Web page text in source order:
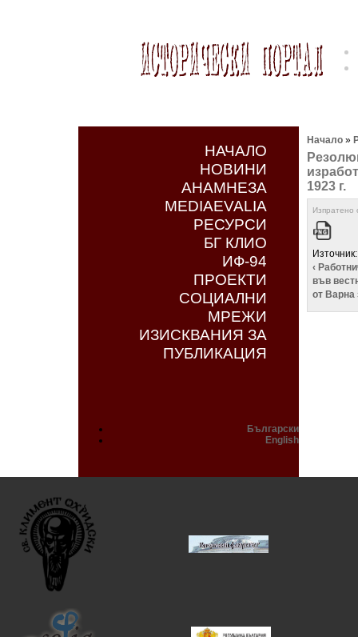
НАЧАЛО
НОВИНИ
АНАМНЕЗА
MEDIAEVALIA
РЕСУРСИ
БГ КЛИО
ИФ-94
ПРОЕКТИ
СОЦИАЛНИ
МРЕЖИ
ИЗИСКВАНИЯ ЗА
ПУБЛИКАЦИЯ
Български
English
Начало »
1923 г.
Изпратено
‹
във
от Варна